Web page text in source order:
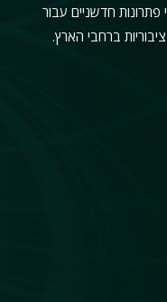
חדשניים עבור
ברחבי הארץ.